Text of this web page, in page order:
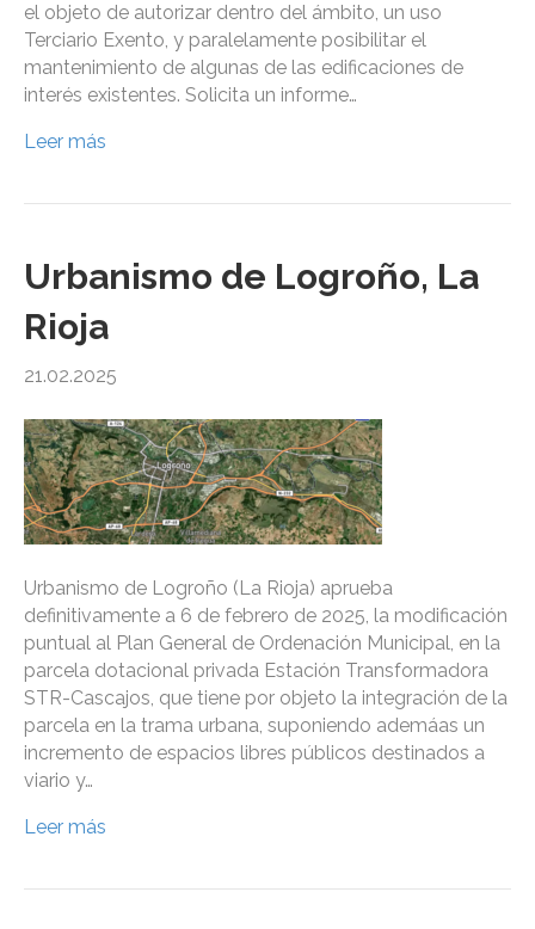
el objeto de autorizar dentro del ámbito, un uso
Terciario Exento, y paralelamente posibilitar el
mantenimiento de algunas de las edificaciones de
interés existentes. Solicita un informe…
Leer más
Urbanismo de Logroño, La
Rioja
21.02.2025
Urbanismo de Logroño (La Rioja) aprueba
definitivamente a 6 de febrero de 2025, la modificación
puntual al Plan General de Ordenación Municipal, en la
parcela dotacional privada Estación Transformadora
STR-Cascajos, que tiene por objeto la integración de la
parcela en la trama urbana, suponiendo ademáas un
incremento de espacios libres públicos destinados a
viario y…
Leer más